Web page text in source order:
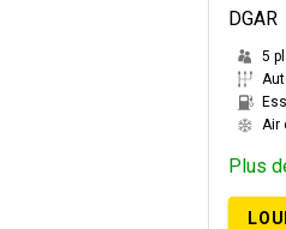
DGAR
5
Air
Plus